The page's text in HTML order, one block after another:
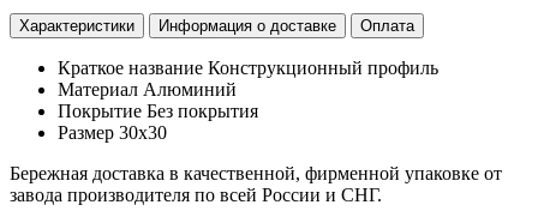
Характеристики Информация о доставке Оплата
Краткое название Конструкционный профиль
Материал Алюминий
Покрытие Без покрытия
Размер 30х30
Бережная доставка в качественной, фирменной упаковке от
завода производителя по всей России и СНГ.